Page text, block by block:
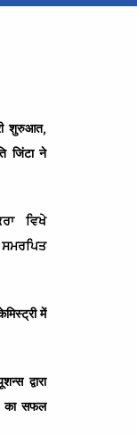
शुरुआत,
जिंटा ने
ਵਿਖੇ
में
द्वारा
का सफल